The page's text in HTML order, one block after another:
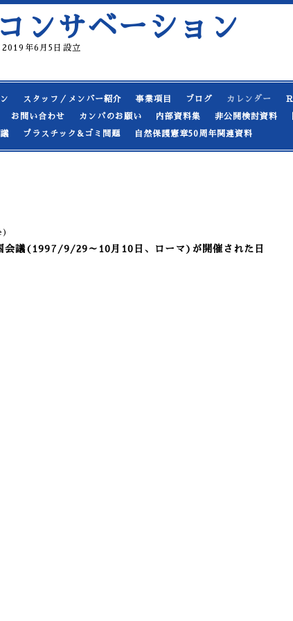
ンサベーション
年6月5日設立
スタッフ／メンバー紹介 事業項目 ブログ カレンダー
お問い合わせ カンパのお願い 内部資料集 非公開検討資料
プラスチック&ゴミ問題 自然保護憲章50周年関連資料
会議(1997/9/29～10月10日、ローマ)が開催された日